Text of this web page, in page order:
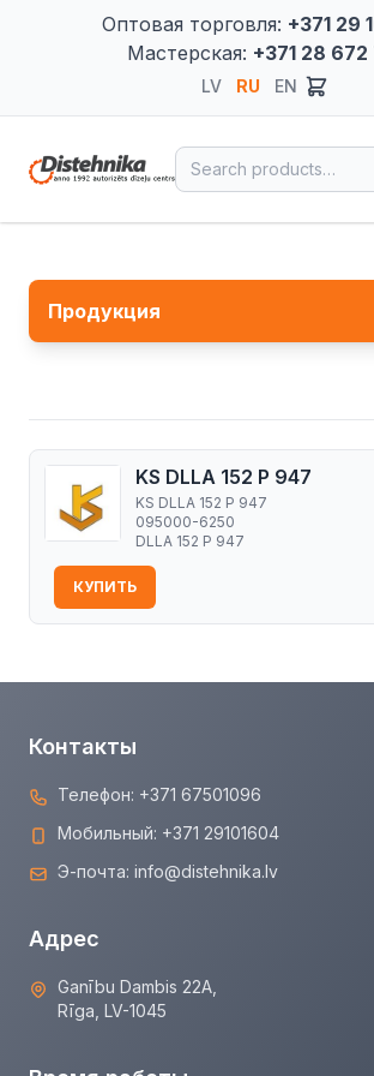
Оптовая торговля: +371 29
Мастерская: +371 28
LV RU EN
Search for:
Продукция
KS DLLA 152 P 947
KS DLLA 152 P 947
095000-6250
DLLA 152 P 947
КУПИТЬ
Контакты
Телефон: +371 67501096
Мобильный: +371 29101604
Э-почта: info@distehnika.lv
Адрес
Ganību Dambis 22A,
Rīga, LV-1045